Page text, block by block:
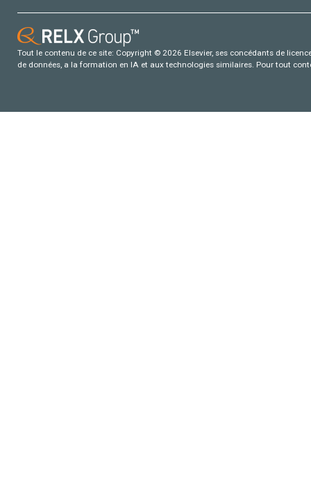
Tout le contenu de ce site: Copyright © 2026 Elsevier, ses concédants de
de données, a la formation en IA et aux technologies similaires. Pour tout